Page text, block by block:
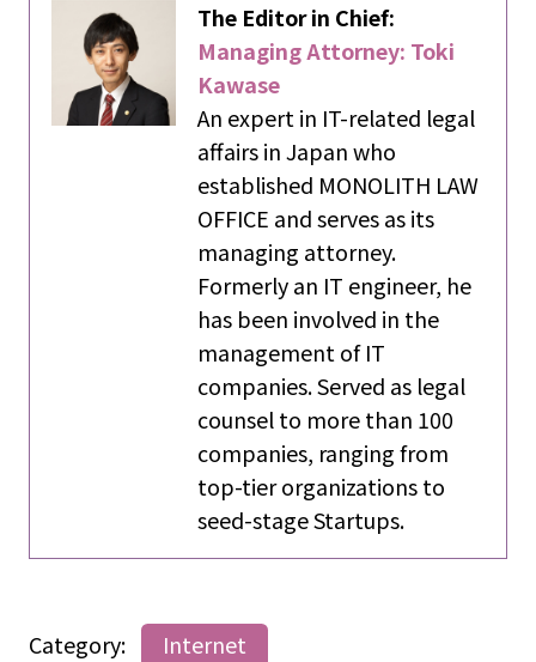
The Editor in Chief:
Managing Attorney: Toki
Kawase
An expert in IT-related legal
affairs in Japan who
established MONOLITH LAW
OFFICE and serves as its
managing attorney.
Formerly an IT engineer, he
has been involved in the
management of IT
companies. Served as legal
counsel to more than 100
companies, ranging from
top-tier organizations to
seed-stage Startups.
Category:
Internet